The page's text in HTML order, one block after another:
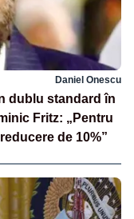
Daniel Onescu
dublu standard în
Fritz: „Pentru
de 10%”